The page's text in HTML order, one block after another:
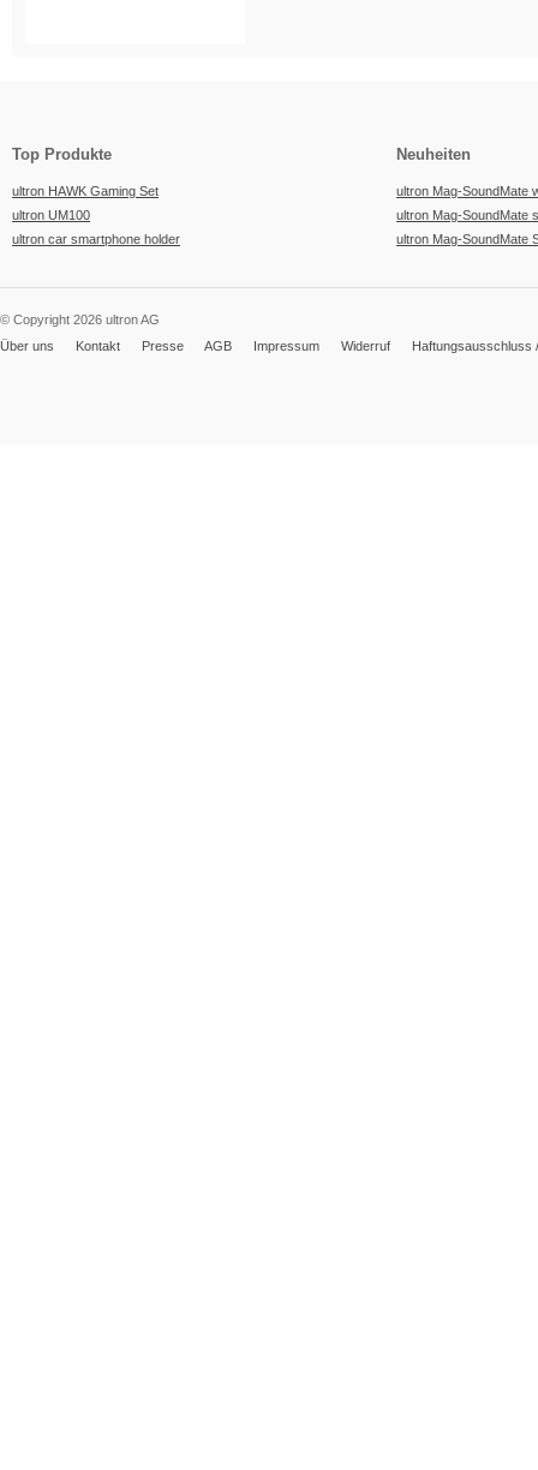
Top Produkte
ultron HAWK Gaming Set
ultron UM100
ultron car smartphone holder
Neuheiten
ultron Mag-SoundMate
ultron Mag-SoundMate
ultron Mag-SoundMate
© Copyright 2026 ultron AG
Über uns
Kontakt Presse AGB Impressum Widerruf Haftungsausschluss